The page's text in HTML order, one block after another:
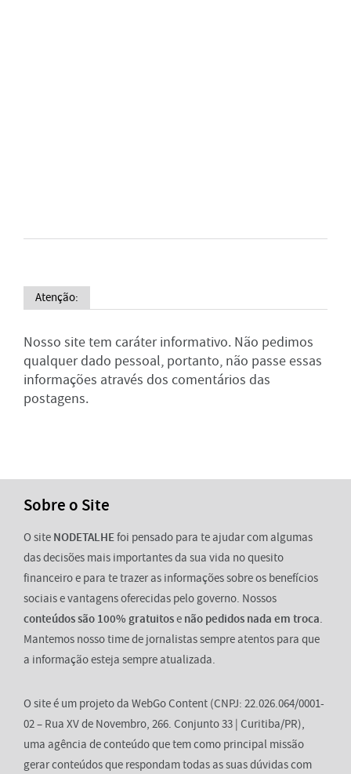
Atenção:
Nosso site tem caráter informativo. Não pedimos
qualquer dado pessoal, portanto, não passe essas
informações através dos comentários das
postagens.
Sobre o Site
O site NODETALHEfoi pensado para te ajudar com algumas
das decisões mais importantes da sua vida no quesito
financeiro e para te trazer as informações sobre os benefícios
sociais e vantagens oferecidas pelo governo. Nossos
conteúdos são 100% gratuitose não pedidos nada em troca.
Mantemos nosso time de jornalistas sempre atentos para que
a informação esteja sempre atualizada.
O site é um projeto da WebGo Content (CNPJ: 22.026.064/0001-
02 – Rua XV de Novembro, 266. Conjunto 33 | Curitiba/PR),
uma agência de conteúdo que tem como principal missão
gerar conteúdos que respondam todas as suas dúvidas com